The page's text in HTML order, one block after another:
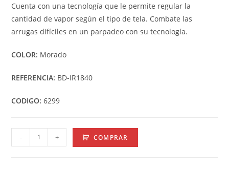
Cuenta con una tecnología que le permite regular la
cantidad de vapor según el tipo de tela. Combate las
arrugas difíciles en un parpadeo con su tecnología.
COLOR: Morado
REFERENCIA: BD-IR1840
CODIGO: 6299
- + COMPRAR